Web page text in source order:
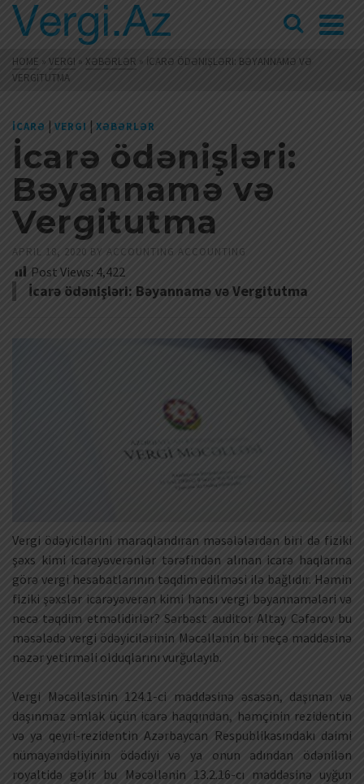
HOME » VERGI » XƏBƏRLƏR » İCARƏ ÖDƏNIŞLƏRI: BƏYANNAMƏ VƏ
VERGITUTMA
İCARƏ | VERGI | XƏBƏRLƏR
İcarə ödənişləri:
Bəyannamə və
Vergitutma
APRIL 18, 2020 BY ACCOUNTING ACCOUNTING
Post Views: 4,422
İcarə ödənişləri: Bəyannamə və Vergitutma
Vergi ödəyicilərini maraqlandıran məsələlərdən biri də fiziki
şəxs kimi icarəyəverənlər tərəfindən alınan icarə haqlarına
görə vergi hesabatlarının təqdim edilməsi ilə bağlıdır. Həmin
fiziki şəxslər icarəyəverən kimi hansı vergi bəyannamələri və
necə təqdim etməlidirlər? Sərbəst auditor Altay Cəfərov bu
məsələdə vergi ödəyicilərinin Məcəllənin bir neçə maddəsinə
nəzər yetirməli olduqlarını vurğulayıb.
Vergi Məcəlləsinin 124.1-ci maddəsinə əsasən, daşınan və
daşınmaz əmlak üçün icarə haqqından, həmçinin rezidentin
və ya qeyri-rezidentin Azərbaycan Respublikasındakı daimi
nümayəndəliyinin ödədiyi və ya onun adından ödənilən
royaltidə gəlir bu Məcəllənin 13.2.16-cı maddəsinə uyğun